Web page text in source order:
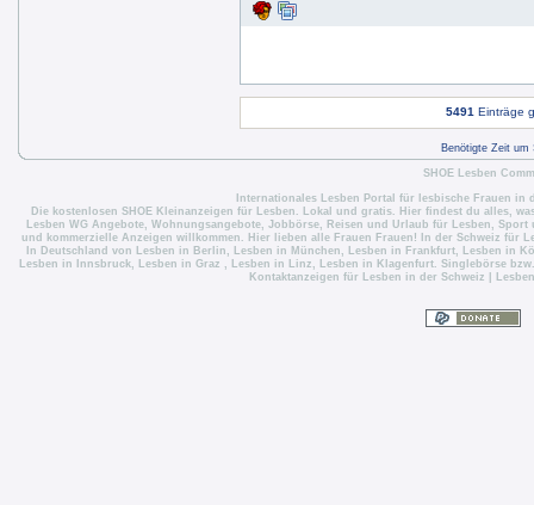
5491 Einträge
Benötigte Zeit um
SHOE Lesben
Internationales Lesben Portal für lesbische Frauen in
Die kostenlosen SHOE Kleinanzeigen für Lesben. Lokal und gratis. Hier findest du alles,
Lesben WG Angebote, Wohnungsangebote, Jobbörse, Reisen und Urlaub für Lesben, Sport
und kommerzielle Anzeigen willkommen. Hier lieben alle Frauen Frauen! In der Schweiz für
In Deutschland von Lesben in Berlin, Lesben in München, Lesben in Frankfurt, Lesben in
Lesben in Innsbruck, Lesben in Graz , Lesben in Linz, Lesben in Klagenfurt. Singlebörse
Kontaktanzeigen für Lesben in der Schweiz